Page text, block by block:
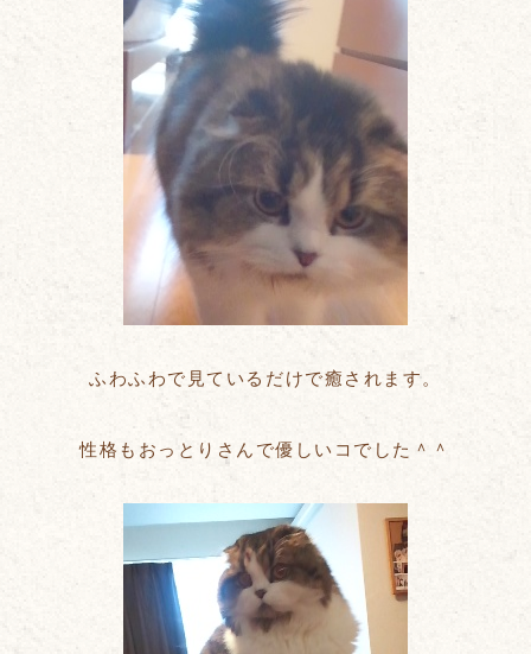
ふわふわで見ているだけで癒されます。
性格もおっとりさんで優しいコでした＾＾